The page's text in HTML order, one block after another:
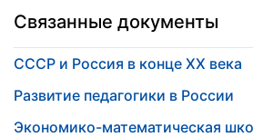
Связанные документы
СССР и Россия в конце ХХ века
Развитие педагогики в России
Экономико-математическая